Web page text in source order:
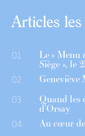
Articles
01 Le « Menu
Siège », le
02 Geneviève
03 Quand les
d’Orsay
04 Au cœur